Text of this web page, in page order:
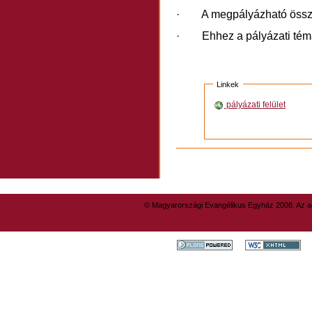
· A megpályázható
· Ehhez a pályázati
Linkek
pályázati felület
© Magyarországi Evangélikus Egyház 2008. Az